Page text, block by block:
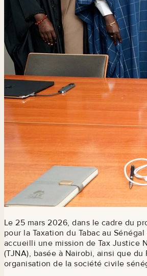
Le 25 mars 2026, dans le cadre du
pour la Taxation du Tabac au Sénégal
accueilli une mission de Tax Justice
(TJNA), basée à Nairobi, ainsi que du
organisation de la société civile